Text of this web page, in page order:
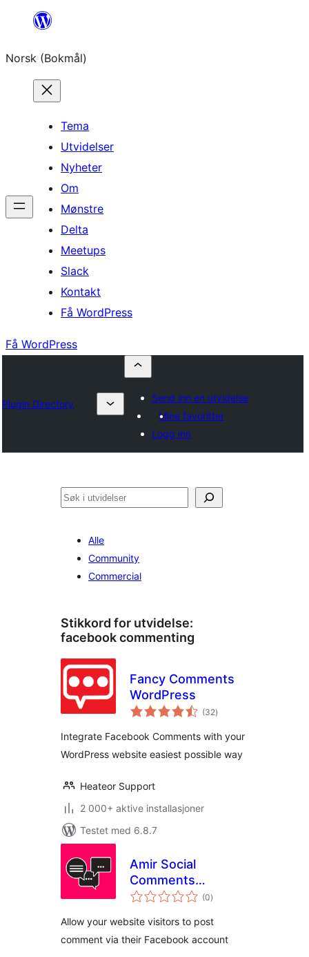
Hopp
innhold
Norsk (Bokmål)
Tema
Utvidelser
Nyheter
Om
Mønstre
Delta
Meetups
Slack
Kontakt
Få WordPress
Få WordPress
Plugin Directory
Send inn en utvidelse
Mine favoritter
Logg inn
Søk
Alle
Community
Commercial
Stikkord for utvidelse:
facebook commenting
Fancy Comments
WordPress
(32totale
vurderinger
)
Integrate Facebook Comments with your
WordPress website easiest possible way
Heateor Support
2 000+ aktive installasjoner
Testet med 6.8.7
Amir Social
Comments
WordPress
(0totale
vurderinger
)
Allow your website visitors to post
comment via their Facebook account